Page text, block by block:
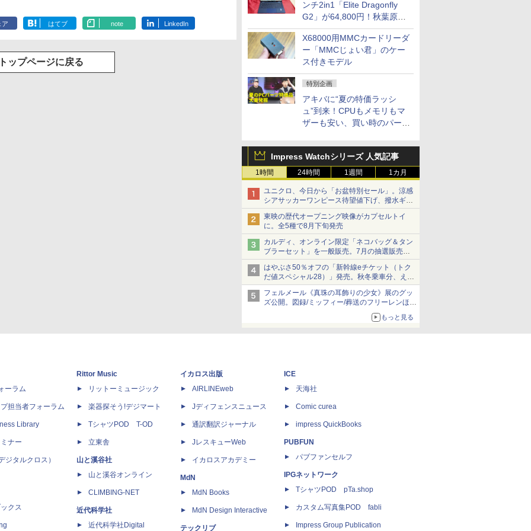
ンチ2in1「Elite Dragonfly
G2」が64,800円！秋葉原で
中古PCセール
X68000用MMCカードリーダ
ー「MMCじょい君」のケー
ス付きモデル
特別企画
アキバに“夏の特価ラッシ
ュ”到来！CPUもメモリもマ
ザーも安い、買い時のパーツ
Impress Watchシリーズ 人気記事
1時間 24時間 1週間 1カ月
ユニクロ、今日から「お盆特別セール」。涼感
シアサッカーワンピース待望値下げ、撥水ギア
ショーツは1990円に
東映の歴代オープニング映像がカプセルトイ
に。全5種で8月下旬発売
カルディ、オンライン限定「ネコバッグ＆タン
ブラーセット」を一般販売。7月の抽選販売の
当選無効分
はやぶさ50％オフの「新幹線eチケット（トク
だ値スペシャル28）」発売。秋冬乗車分、えき
ねっと限定
フェルメール《真珠の耳飾りの少女》展のグッ
ズ公開。図録/ミッフィー/葬送のフリーレンほ
もっと見る
ア はてブ note LinkedIn
トップページに戻る
ーラム
担当者フォーラム
Library
ナー
ジタルクロス）
クス
Rittor Music
リットーミュージック
楽器探そう!デジマート
TシャツPOD T-OD
立東舎
山と溪谷社
山と溪谷オンライン
CLIMBING-NET
近代科学社
近代科学社Digital
イカロス出版
AIRLINEweb
Jディフェンスニュース
通訳翻訳ジャーナル
JレスキューWeb
イカロスアカデミー
MdN
MdN Books
MdN Design Interactive
テックリブ
ICE
天海社
Comic curea
impress QuickBooks
PUBFUN
パブファンセルフ
IPGネットワーク
TシャツPOD pTa.shop
カスタム写真集POD fabli
Impress Group Publication